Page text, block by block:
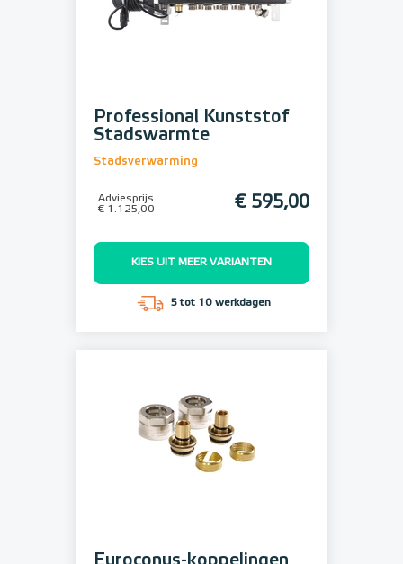
Professional Kunststof
Stadswarmte
Stadsverwarming
Adviesprijs
€ 1.125,00
€ 595,00
KIES UIT MEER VARIANTEN
5 tot 10 werkdagen